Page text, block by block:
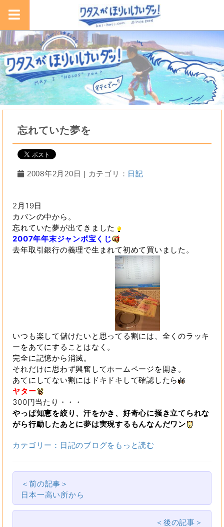
忘れていた夢を
2008年2月20日 | カテゴリ： 日記
2月19日
カバンの中から。
忘れていた夢が出てきました
2007年年末ジャンボ宝くじ
去年取引銀行の義理で生まれて初めて買いました。
いつも楽して儲けたいと思ってる割には、全くのラッキ
ーをあてにすることはなく。
完全に記憶から消滅。
それだけに思わず興奮してホームページを開き。
あてにしてない割にはドキドキして確認したら
ヤター
300円当たり・・・
やっぱ知恵を絞り、汗をかき、好奇心に掻き立てられな
がら行動したあとに夢は実現するもんなんだワン
カテゴリー：日記のブログをもっと読む
＜前の記事＞
日本一高い所から
＜後の記事＞